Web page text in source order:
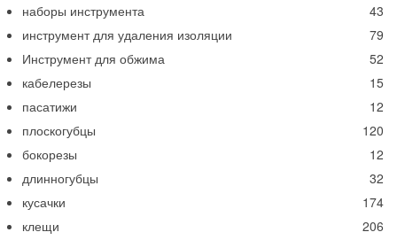
43
наборы инструмента
79
инструмент для удаления изоляции
52
Инструмент для обжима
15
кабелерезы
12
пасатижи
120
плоскогубцы
12
бокорезы
32
длинногубцы
174
кусачки
206
клещи